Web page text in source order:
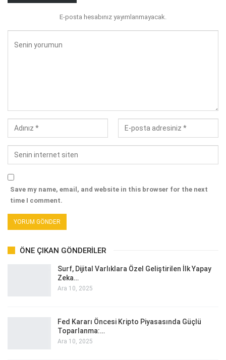
E-posta hesabınız yayımlanmayacak.
Save my name, email, and website in this browser for the next
time I comment.
ÖNE ÇIKAN GÖNDERILER
Surf, Dijital Varlıklara Özel Geliştirilen İlk Yapay
Zeka…
Ara 10, 2025
Fed Kararı Öncesi Kripto Piyasasında Güçlü
Toparlanma:…
Ara 10, 2025